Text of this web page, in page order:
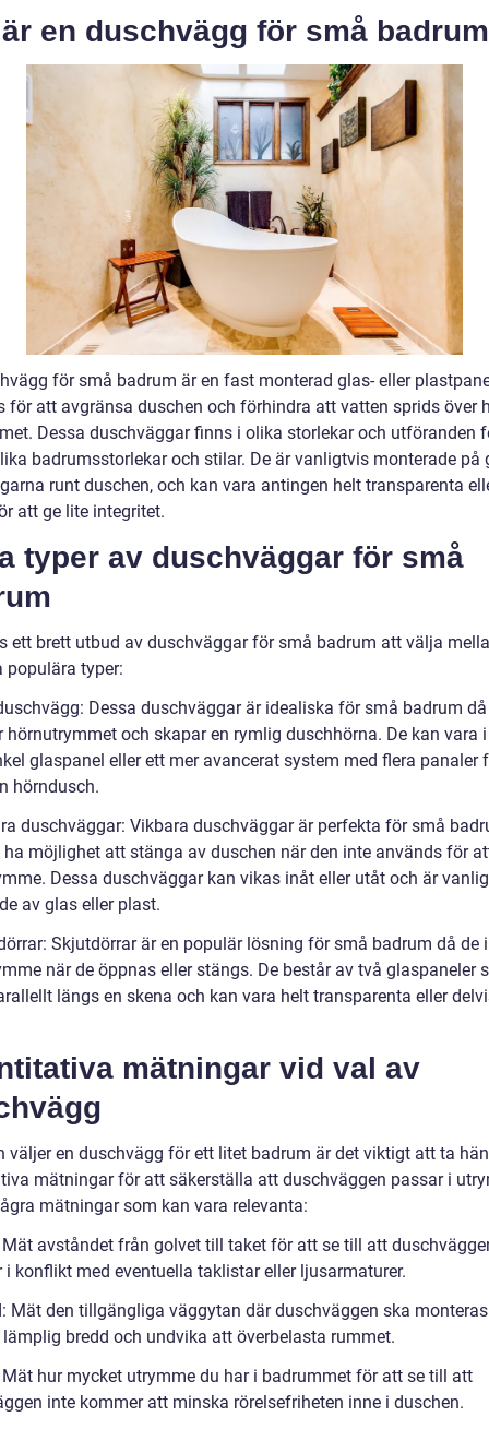
en duschvägg för små
för små badrum är en fast monterad glas- eller
för att avgränsa duschen och förhindra att vatten sprids över
Dessa duschväggar finns i olika storlekar och utföranden
badrumsstorlekar och stilar. De är vanligtvis monterade på
runt duschen, och kan vara antingen helt transparenta
att ge lite integritet.
typer av duschväggar för små
ett brett utbud av duschväggar för små badrum att välja
populära typer:
Dessa duschväggar är idealiska för små badrum
hörnutrymmet och skapar en rymlig duschhörna. De kan vara
glaspanel eller ett mer avancerat system med flera panaler
hörndusch.
duschväggar: Vikbara duschväggar är perfekta för små
möjlighet att stänga av duschen när den inte används för
Dessa duschväggar kan vikas inåt eller utåt och är
av glas eller plast.
Skjutdörrar är en populär lösning för små badrum då de
när de öppnas eller stängs. De består av två glaspaneler
längs en skena och kan vara helt transparenta eller
mätningar vid val av
väljer en duschvägg för ett litet badrum är det viktigt att ta
mätningar för att säkerställa att duschväggen passar i
mätningar som kan vara relevanta:
avståndet från golvet till taket för att se till att
i konflikt med eventuella taklistar eller ljusarmaturer.
Mät den tillgängliga väggytan där duschväggen ska
bredd och undvika att överbelasta rummet.
hur mycket utrymme du har i badrummet för att se till att
inte kommer att minska rörelsefriheten inne i duschen.